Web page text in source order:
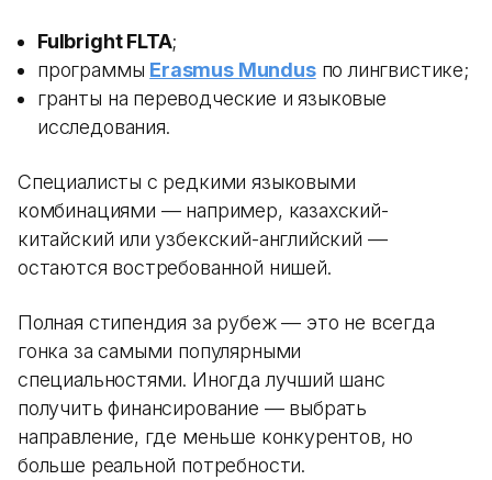
Fulbright FLTA;
программы Erasmus Mundusпо лингвистике;
гранты на переводческие и языковые
исследования.
Специалисты с редкими языковыми
комбинациями — например, казахский-
китайский или узбекский-английский —
остаются востребованной нишей.
Полная стипендия за рубеж — это не всегда
гонка за самыми популярными
специальностями. Иногда лучший шанс
получить финансирование — выбрать
направление, где меньше конкурентов, но
больше реальной потребности.